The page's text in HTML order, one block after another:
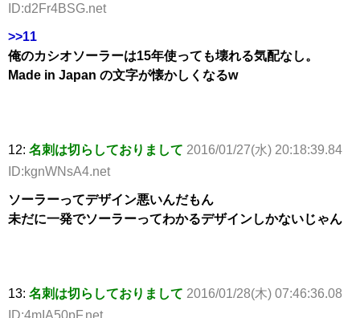
ID:d2Fr4BSG.net
>>11
俺のカシオソーラーは15年使っても壊れる気配なし。
Made in Japan の文字が懐かしくなるw
12: 名刺は切らしておりまして 2016/01/27(水) 20:18:39.84
ID:kgnWNsA4.net
ソーラーってデザイン悪いんだもん
未だに一発でソーラーってわかるデザインしかないじゃん
13: 名刺は切らしておりまして 2016/01/28(木) 07:46:36.08